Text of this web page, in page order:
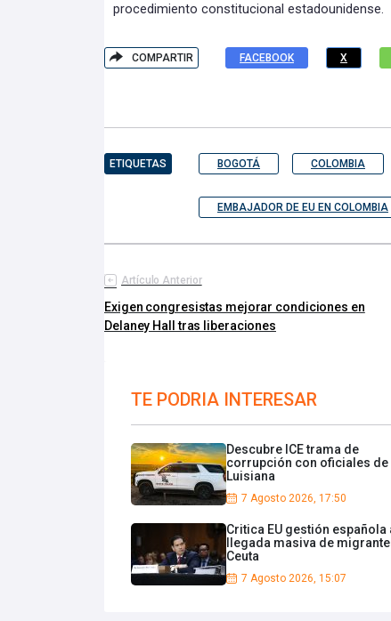
procedimiento constitucional estadounidense.
COMPARTIR FACEBOOK X
ETIQUETAS BOGOTÁ COLOMBIA
EMBAJADOR DE EU EN COLOMBIA
Artículo Anterior
Exigen congresistas mejorar condiciones en
Delaney Hall tras liberaciones
TE PODRIA INTERESAR
Descubre ICE trama de
corrupción con oficiales de
Luisiana
7 Agosto 2026, 17:50
Critica EU gestión española
llegada masiva de
Ceuta
7 Agosto 2026, 15:07